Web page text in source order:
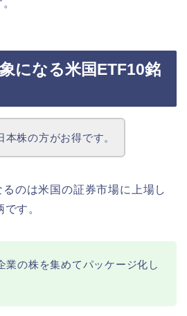
になる米国ETF10銘
本株の方がお得です。
のは米国の証券市場に上場し
す。
の株を集めてパッケージ化し